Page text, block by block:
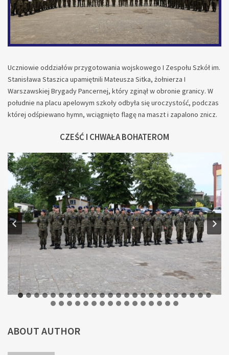
Uczniowie oddziałów przygotowania wojskowego I Zespołu Szkół im.
Stanisława Staszica upamiętnili Mateusza Sitka, żołnierza I
Warszawskiej Brygady Pancernej, który zginął w obronie granicy. W
południe na placu apelowym szkoły odbyła się uroczystość, podczas
której odśpiewano hymn, wciągnięto flagę na maszt i zapalono znicz.
CZEŚĆ I CHWAŁA BOHATEROM
ABOUT AUTHOR